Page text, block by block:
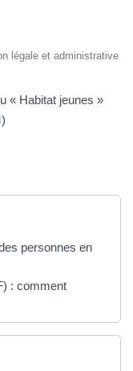
légale et administrative
« Habitat jeunes »
personnes en
: comment